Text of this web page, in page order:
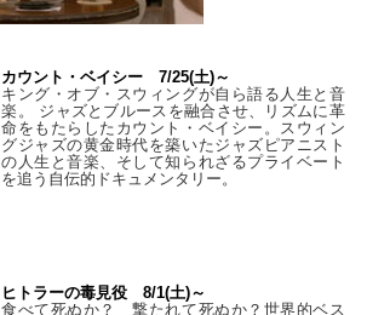
カウント・ベイシー 7/25(土)～
キング・オブ・スウィングが自ら語る人生と音
楽。 ジャズとブルースを融合させ、リズムに革
命をもたらしたカウント・ベイシー。スウィン
グジャズの黄金時代を築いたジャズピアニスト
の人生と音楽、そして知られざるプライベート
を追う自伝的ドキュメンタリー。
ヒトラーの毒見役 8/1(土)～
食べて死ぬか？ 撃たれて死ぬか？世界的ベス